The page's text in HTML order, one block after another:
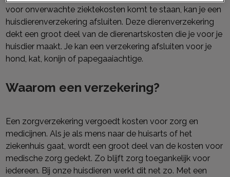
voor onverwachte ziektekosten komt te staan, kan je een
huisdierenverzekering afsluiten. Deze dierenverzekering
dekt een groot deel van de dierenartskosten die je voor je
huisdier maakt. Je kan een verzekering afsluiten voor je
hond, kat, konijn of papegaaiachtige.
Waarom een verzekering?
Een zorgverzekering vergoedt kosten voor zorg en
medicijnen. Als je als mens naar de huisarts of het
ziekenhuis gaat, wordt een groot deel van de kosten voor
medische zorg gedekt. Zo blijft zorg toegankelijk voor
iedereen. Bij onze huisdieren werkt dit net zo. Met een